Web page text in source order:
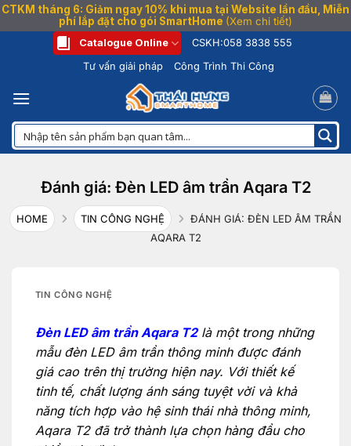
CTKM tháng 6: Giảm ngay 10% khi mua tại Website lần đầu, Miễn
phí lắp đặt cho gói SmartHome (Xem chi tiết)
dung
Catalogue Online CSKH:058 3838 555
Tư vấn giải pháp
Công Trình Thi Công
Đánh giá: Đèn LED âm trần Aqara T2
HOME TIN CÔNG NGHỆ
ĐÁNH GIÁ: ĐÈN LED ÂM TRẦN
AQARA T2
TIN CÔNG NGHỆ
Đèn LED âm trần Aqara T2 là một trong những
mẫu đèn LED âm trần thông minh được đánh
giá cao trên thị trường hiện nay. Với thiết kế
tinh tế, chất lượng ánh sáng tuyệt vời và khả
năng tích hợp vào hệ sinh thái nhà thông minh,
Aqara T2 đã trở thành lựa chọn hàng đầu cho